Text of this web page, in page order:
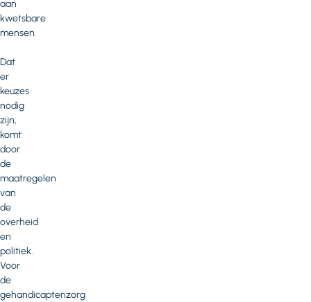
aan
kwetsbare
mensen.
Dat
er
keuzes
nodig
zijn,
komt
door
de
maatregelen
van
de
overheid
en
politiek.
Voor
de
gehandicaptenzorg